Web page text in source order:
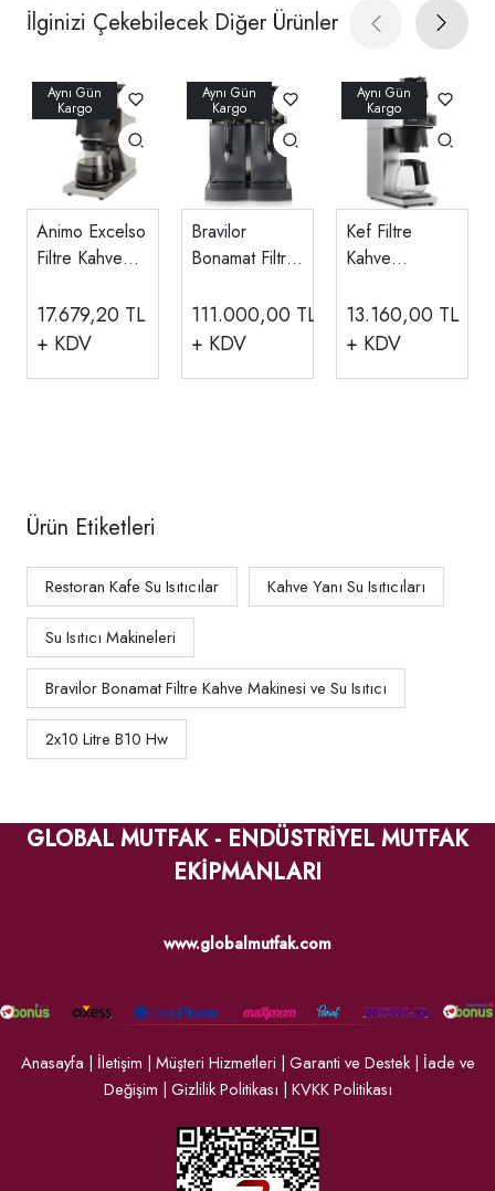
İlginizi Çekebilecek Diğer Ürünler
Animo Excelso
Filtre Kahve
17.679,20 TL
+ KDV
Bravilor
Bonamat Filtre
Makinesi RLX
55
111.000,00 TL
+ KDV
Kef Filtre
Kahve
potlu FLT120-2
13.160,00 TL
+ KDV
Ürün Etiketleri
Restoran Kafe Su Isıtıcılar Kahve Yanı Su Isıtıcıları
Su Isıtıcı Makineleri
Bravilor Bonamat Filtre Kahve Makinesi ve Su Isıtıcı
2x10 Litre B10 Hw
GLOBAL MUTFAK - ENDÜSTRİYEL MUTFAK
EKİPMANLARI
www.globalmutfak.com
Anasayfa | İletişim | Müşteri Hizmetleri | Garanti ve Destek| İade ve
Değişim | Gizlilik Politikası | KVKK Politikası